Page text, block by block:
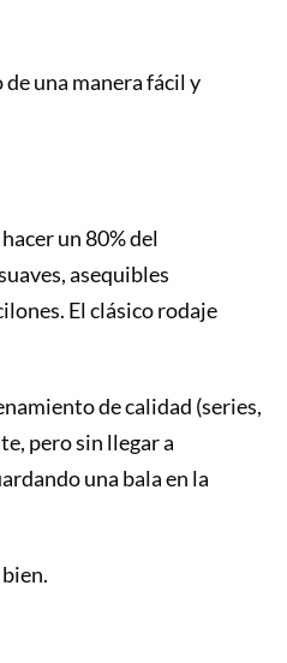
una manera fácil y
un 80% del
asequibles
El clásico rodaje
de calidad (series,
pero sin llegar a
una bala en la